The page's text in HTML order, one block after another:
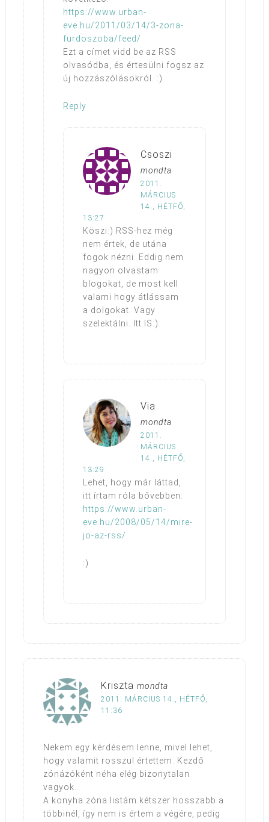
https://www.urban-
eve.hu/2011/03/14/3-zona-
furdoszoba/feed/
Ezt a címet vidd be az RSS
olvasódba, és értesülni fogsz az
új hozzászólásokról. :)
Reply
Csoszi
mondta
2011.
MÁRCIUS
14., HÉTFŐ,
13:27
Köszi:) RSS-hez még
nem értek, de utána
fogok nézni. Eddig nem
nagyon olvastam
blogokat, de most kell
valami hogy átlássam
a dolgokat. Vagy
szelektálni. Itt IS:)
Via
mondta
2011.
MÁRCIUS
14., HÉTFŐ,
13:29
Lehet, hogy már láttad,
itt írtam róla bővebben:
https://www.urban-
eve.hu/2008/05/14/mire-
jo-az-rss/
:)
Kriszta mondta
2011. MÁRCIUS 14., HÉTFŐ,
11:36
Nekem egy kérdésem lenne, mivel lehet,
hogy valamit rosszul értettem. Kezdő
zónázóként néha elég bizonytalan
vagyok…
A konyha zóna listám kétszer hosszabb a
többinél, így nem is értem a végére, pedig